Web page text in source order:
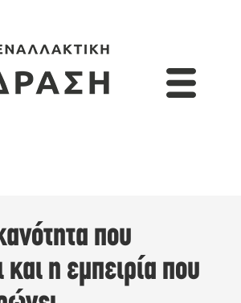
που
και η εμπειρία που